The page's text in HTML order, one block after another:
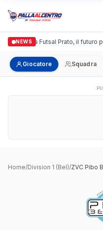
NEWS
Italgronda Futsal Prato, il futuro
Giocatore Squadra
Home/Division 1 (Bel)/ZVC Pibo